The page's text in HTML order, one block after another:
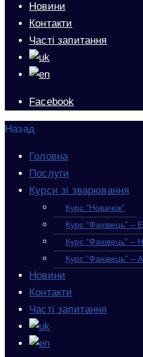
Новини
Контакти
Часті запитання
Facebook
Назад
Головна
Послуги
Курси зі зварювання
Курс “Новачок”
Курс “Фахівець” –
Курс “Фахівець” –
Курс “Фахівець” –
Новини
Контакти
Часті запитання